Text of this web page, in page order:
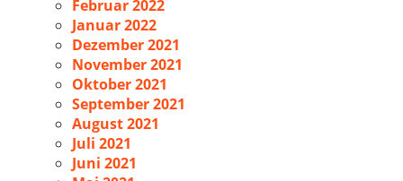
Februar 2022
Januar 2022
Dezember 2021
November 2021
Oktober 2021
September 2021
August 2021
Juli 2021
Juni 2021